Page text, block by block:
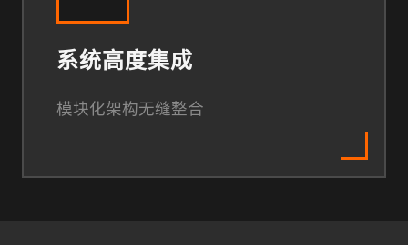
系统高度集成
模块化架构无缝整合